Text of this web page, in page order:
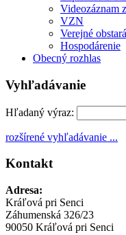
Videozáznam
VZN
Verejné
Hospodárenie
Obecný rozhlas
Vyhľadávanie
Hľadaný výraz:
rozšírené vyhľadávanie ...
Kontakt
Adresa:
Kráľová pri Senci
Záhumenská 326/23
90050 Kráľová pri Senci